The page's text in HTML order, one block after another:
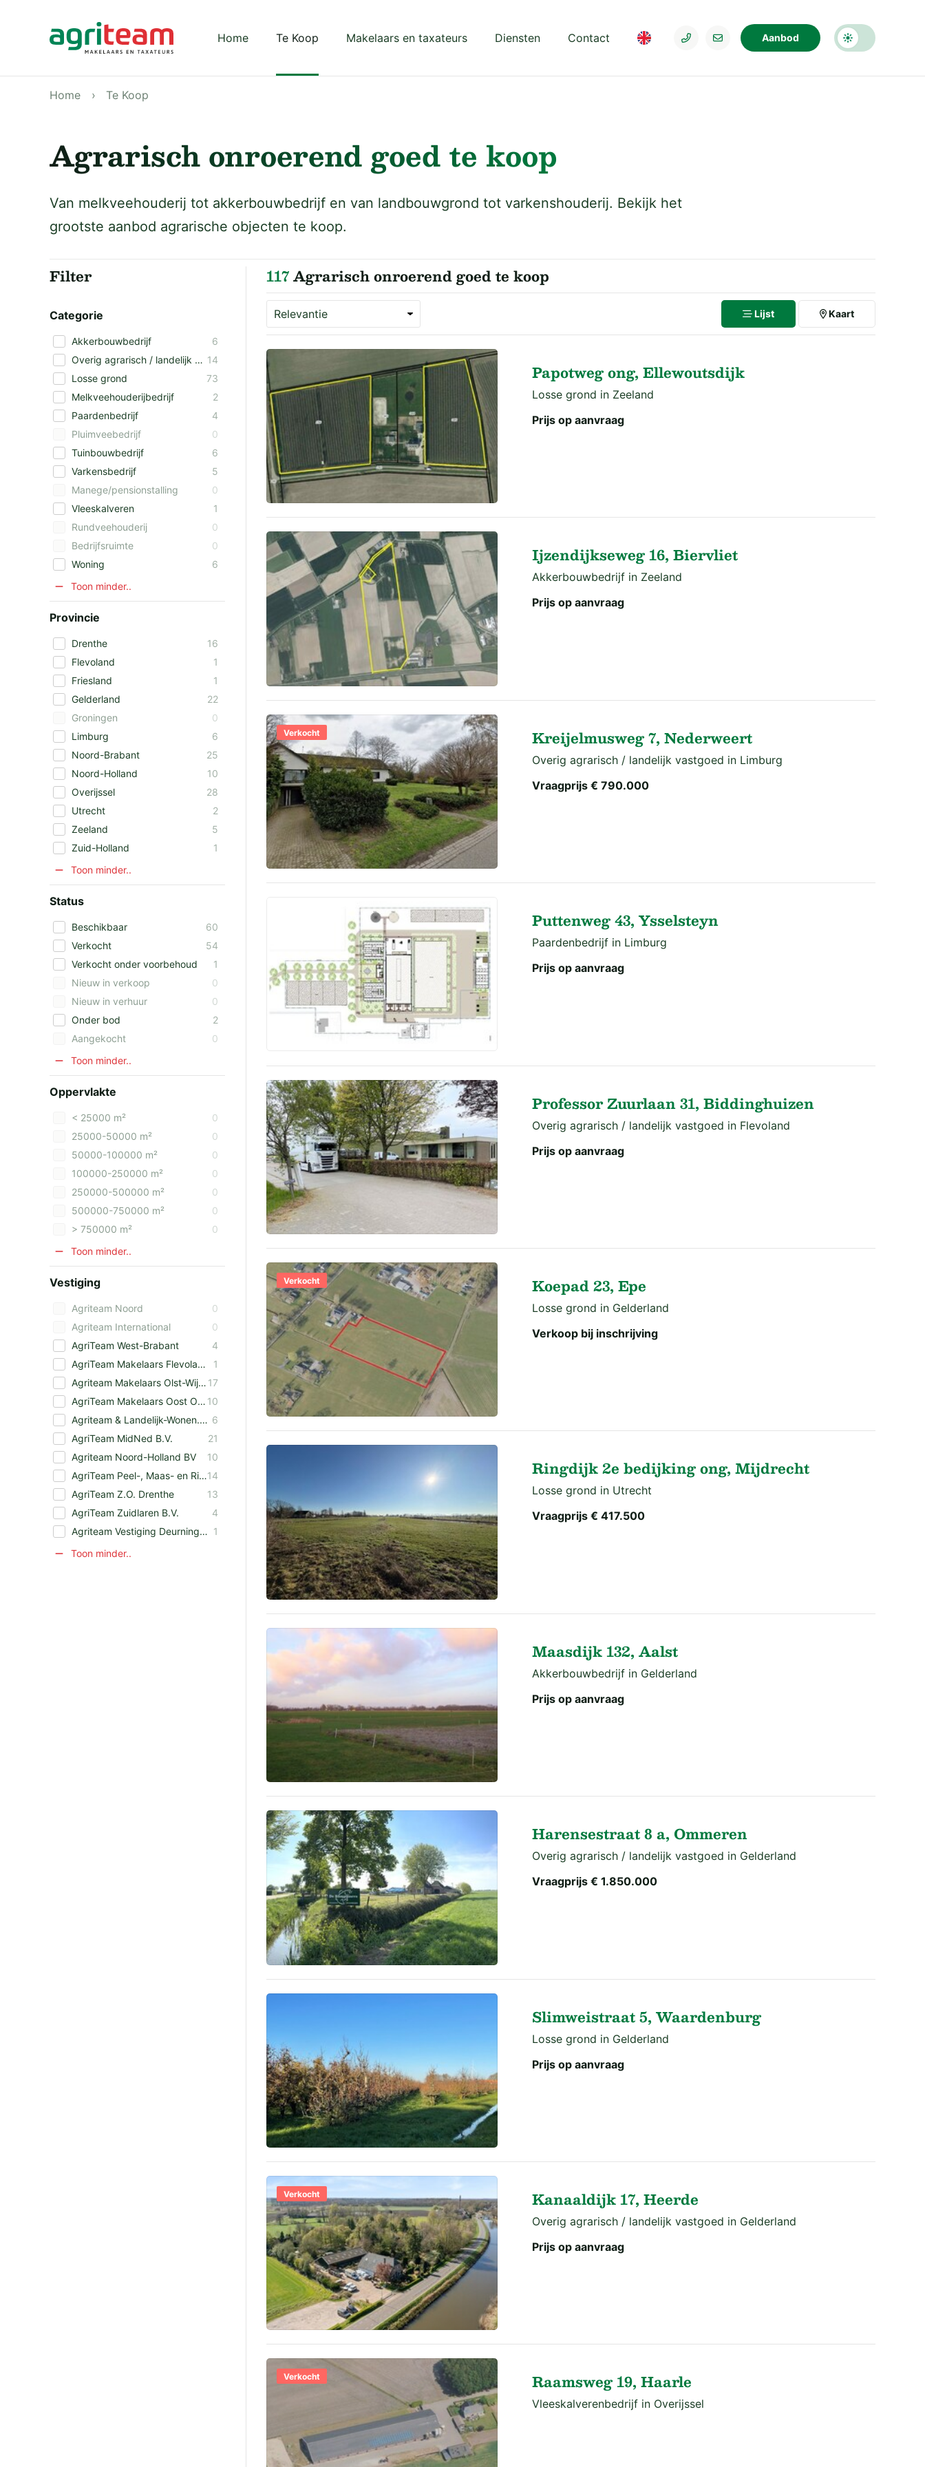
Home Te Koop Makelaars en taxateurs Diensten Contact Aanbod
Darkmode: Off
Home Te Koop
Agrarisch onroerend goed te koop
Van melkveehouderij tot akkerbouwbedrijf en van landbouwgrond tot varkenshouderij. Bekijk het
grootste aanbod agrarische objecten te koop.
Filter
Categorie
Akkerbouwbedrijf
6
Overig agrarisch / landelijk vastgoed
14
Losse grond
73
Melkveehouderijbedrijf
2
Paardenbedrijf
4
Pluimveebedrijf
0
Tuinbouwbedrijf
6
Toon minder..
Varkensbedrijf
5
Manege/pensionstalling
0
Vleeskalveren
1
Rundveehouderij
0
Bedrijfsruimte
0
Woning
6
Provincie
Drenthe
16
Flevoland
1
Friesland
1
Gelderland
22
Groningen
0
Limburg
6
Noord-Brabant
25
Toon minder..
Noord-Holland
10
Overijssel
28
Utrecht
2
Zeeland
5
Zuid-Holland
1
Status
Beschikbaar
60
Verkocht
54
Verkocht onder voorbehoud
1
Nieuw in verkoop
0
Nieuw in verhuur
0
Onder bod
2
Aangekocht
0
Toon minder..
Oppervlakte
< 25000 m²
0
25000-50000 m²
0
50000-100000 m²
0
100000-250000 m²
0
250000-500000 m²
0
500000-750000 m²
0
> 750000 m²
0
Toon minder..
Vestiging
Agriteam Noord
0
Agriteam International
0
AgriTeam West-Brabant
4
AgriTeam Makelaars Flevoland
1
Agriteam Makelaars Olst-Wijhe
17
AgriTeam Makelaars Oost Overijssel B.V.
10
Agriteam & Landelijk-Wonen.nl Makelaars Zeeland
6
Toon minder..
AgriTeam MidNed B.V.
21
Agriteam Noord-Holland BV
10
AgriTeam Peel-, Maas- en Rivierengebied
14
AgriTeam Z.O. Drenthe
13
AgriTeam Zuidlaren B.V.
4
Agriteam Vestiging Deurningen
1
117Agrarisch onroerend goed te koop
Lijst Kaart
Papotweg ong, Ellewoutsdijk
Losse grond in Zeeland
Prijs op aanvraag
Ijzendijkseweg 16, Biervliet
Akkerbouwbedrijf in Zeeland
Prijs op aanvraag
Verkocht Kreijelmusweg 7, Nederweert
Overig agrarisch / landelijk vastgoed in Limburg
Vraagprijs € 790.000
Puttenweg 43, Ysselsteyn
Paardenbedrijf in Limburg
Prijs op aanvraag
Professor Zuurlaan 31, Biddinghuizen
Overig agrarisch / landelijk vastgoed in Flevoland
Prijs op aanvraag
Verkocht Koepad 23, Epe
Losse grond in Gelderland
Verkoop bij inschrijving
Ringdijk 2e bedijking ong, Mijdrecht
Losse grond in Utrecht
Vraagprijs € 417.500
Maasdijk 132, Aalst
Akkerbouwbedrijf in Gelderland
Prijs op aanvraag
Harensestraat 8 a, Ommeren
Overig agrarisch / landelijk vastgoed in Gelderland
Vraagprijs € 1.850.000
Slimweistraat 5, Waardenburg
Losse grond in Gelderland
Prijs op aanvraag
Verkocht Kanaaldijk 17, Heerde
Overig agrarisch / landelijk vastgoed in Gelderland
Prijs op aanvraag
Verkocht Raamsweg 19, Haarle
Vleeskalverenbedrijf in Overijssel